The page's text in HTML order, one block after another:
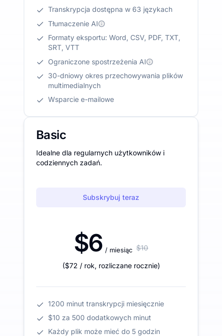
Transkrypcja dostępna w 63 językach
Tłumaczenie AI
Formaty eksportu: Word, CSV, PDF, TXT,
SRT, VTT
Ograniczone spostrzeżenia AI
30-dniowy okres przechowywania plików
multimedialnych
Wsparcie e-mailowe
Basic
Idealne dla regularnych użytkowników i
codziennych zadań.
Subskrybuj teraz
$6 / miesiąc $10
($72 / rok, rozliczane rocznie)
1200 minut transkrypcji miesięcznie
$10 za 500 dodatkowych minut
Każdy plik może mieć do 5 godzin